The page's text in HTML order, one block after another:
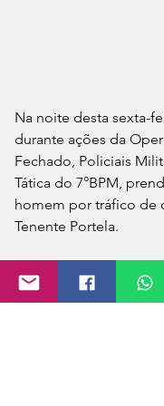
Na noite desta sexta-
durante ações da
Fechado, Policiais
Tática do 7°BPM,
homem por tráfico de
Tenente Portela.
apreendidas 54